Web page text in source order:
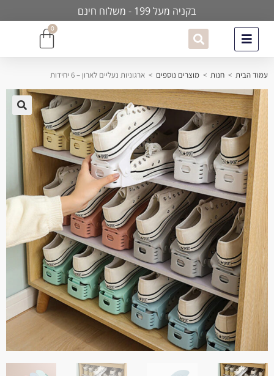
בקניה מעל 199 - משלוח חינם
0
עמוד הבית > חנות > מוצרים נוספים > ארגוניות נעליים לארון – 6 יחידות
🔍